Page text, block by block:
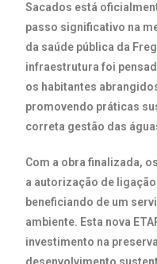
Sacados está
passo significativo na
da saúde pública da
infraestruturafoi
os habitantes
promovendo práticas
correta gestão das
Com a obrafinalizada,
a autorização de ligação
beneficiando de um
ambiente. Esta nova
investimento na